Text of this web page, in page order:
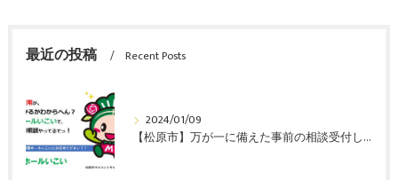
最近の投稿 Recent Posts
2024/01/09
【松原市】万が一に備えた事前の相談受付しています。